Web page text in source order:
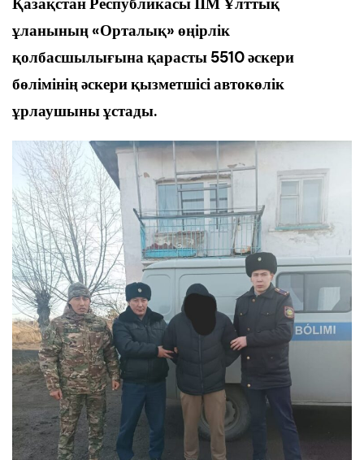
ұланының «Орталық» өңірлік
қолбасшылығына қарасты 5510 әскери
бөлімінің әскери қызметшісі автокөлік
ұрлаушыны ұстады.